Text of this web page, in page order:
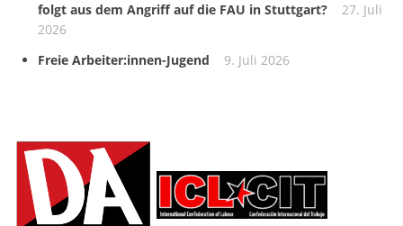
folgt aus dem Angriff auf die FAU in Stuttgart?
27. Juli
2026
Freie Arbeiter:innen-Jugend
9. Juli 2026